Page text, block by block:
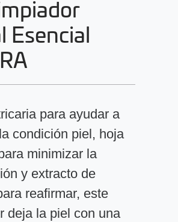
Esencial
para ayudar a
condición piel, hoja
minimizar la
y extracto de
reafirmar, este
deja la piel con una